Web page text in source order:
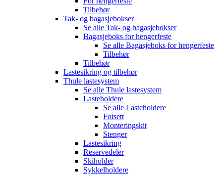
Tilbehør
Tak- og bagasjebokser
Se alle Tak- og bagasjebokser
Bagasjeboks for hengerfeste
Se alle Bagasjeboks for hengerfeste
Tilbehør
Tilbehør
Lastesikring og tilbehør
Thule lastesystem
Se alle Thule lastesystem
Lasteholdere
Se alle Lasteholdere
Fotsett
Monteringskit
Stenger
Lastesikring
Reservedeler
Skiholder
Sykkelholdere